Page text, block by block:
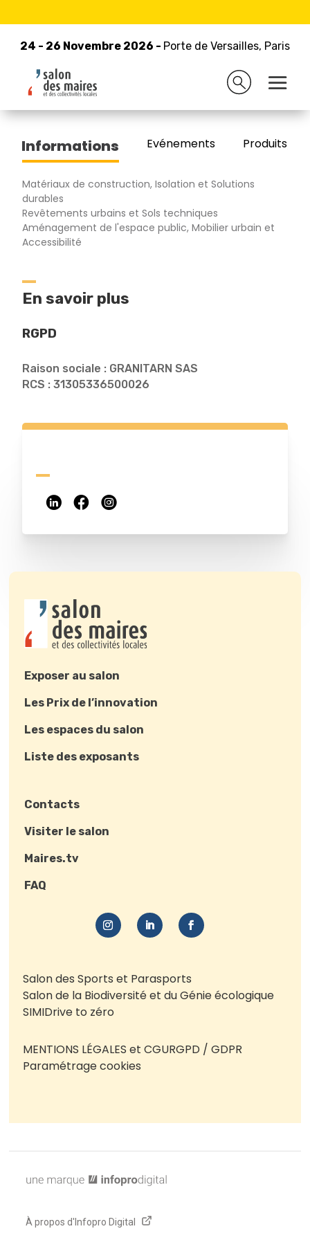
24 - 26 Novembre 2026 - Porte de Versailles, Paris
24 - 26 Novembre 2026 - Porte de Versailles, Paris
Retour à la liste des exposants
GRANITARN
Informations Evénements Produits/
Matériaux de construction, Isolation et Solutions
durables
Revêtements urbains et Sols techniques
Aménagement de l'espace public, Mobilier urbain et
Accessibilité
En savoir plus
RGPD
Raison sociale : GRANITARN SAS
RCS : 31305336500026
Exposer au salon
Les Prix de l’innovation
Les espaces du salon
Liste des exposants
Contacts
Visiter le salon
Maires.tv
FAQ
Salon des Sports et Parasports
Salon de la Biodiversité et du Génie écologique
SIMIDrive to zéro
MENTIONS LÉGALES et CGURGPD / GDPR
Paramétrage cookies